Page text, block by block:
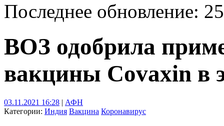
Последнее обновление:
ВОЗ одобрила
вакцины Covaxin в
03.11.2021 16:28 | АФН
Категории: Индия Вакцина Коронавирус